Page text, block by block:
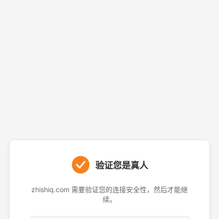
验证您是真人
zhishiq.com 需要验证您的连接安全性，然后才能继
续。